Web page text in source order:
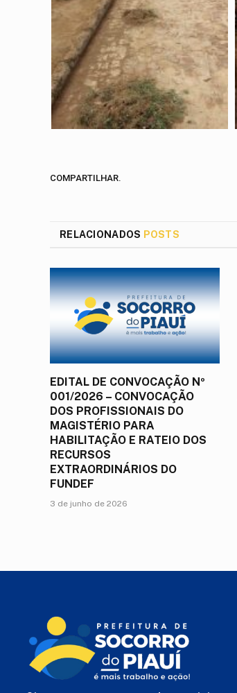
COMPARTILHAR.
RELACIONADOS POSTS
EDITAL DE CONVOCAÇÃO Nº
001/2026 – CONVOCAÇÃO
DOS PROFISSIONAIS DO
MAGISTÉRIO PARA
HABILITAÇÃO E RATEIO DOS
RECURSOS
EXTRAORDINÁRIOS DO
FUNDEF
3 de junho de 2026